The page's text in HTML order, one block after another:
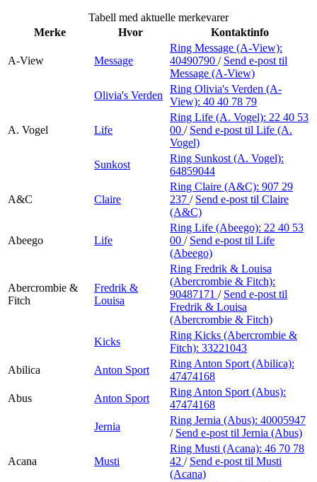
Praktisk informasjon
Ledige stillinger
Personal Shopper
Tabell med aktuelle merkevarer
Merke
Hvor Kontaktinfo
A-View Message
Ring Message (A-View):
40490790 / Send e-post til
Message (A-View)
Olivia's Verden
Ring Olivia's Verden (A-
View): 40 40 78 79
A. Vogel Life
Ring Life (A. Vogel): 22 40 53
00 / Send e-post til Life (A.
Vogel)
Sunkost
Ring Sunkost (A. Vogel):
64859044
A&C Claire
Ring Claire (A&C): 907 29
237 / Send e-post til Claire
(A&C)
Abeego Life
Ring Life (Abeego): 22 40 53
00 / Send e-post til Life
(Abeego)
Abercrombie &
Fitch
Fredrik &
Louisa
Ring Fredrik & Louisa
(Abercrombie & Fitch):
90487171 / Send e-post til
Fredrik & Louisa
(Abercrombie & Fitch)
Kicks
Ring Kicks (Abercrombie &
Fitch): 33221043
Abilica
Anton Sport
Ring Anton Sport (Abilica):
47474168
Abus
Anton Sport
Ring Anton Sport (Abus):
47474168
Jernia
Ring Jernia (Abus): 40005947
/ Send e-post til Jernia (Abus)
Acana Musti
Ring Musti (Acana): 46 70 78
42 / Send e-post til Musti
(Acana)